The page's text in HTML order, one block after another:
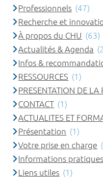
Professionnels (47)
Recherche et
À propos du CHU (63)
Actualités & Agenda
Infos &
RESSOURCES (1)
PRESENTATION DE LA
CONTACT (1)
ACTUALITES ET
Présentation (1)
Votre prise en charge
Informations pratiques
Liens utiles (1)